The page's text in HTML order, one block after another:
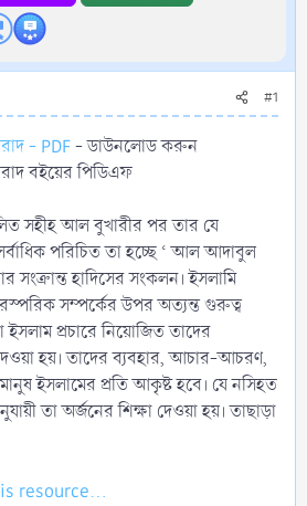
#1
- PDF- ডাউনলোড করুন
বইয়ের পিডিএফ
সহীহ আল বুখারীর পর তার যে
পরিচিত তা হচ্ছে ‘ আল আদাবুল
সংক্রান্ত হাদিসের সংকলন। ইসলামি
সম্পর্কের উপর অত্যন্ত গুরুত্ব
প্রচারে নিয়োজিত তাদের
হয়। তাদের ব্যবহার, আচার-আচরণ,
ইসলামের প্রতি আকৃষ্ট হবে। যে নসিহত
তা অর্জনের শিক্ষা দেওয়া হয়। তাছাড়া
resource...